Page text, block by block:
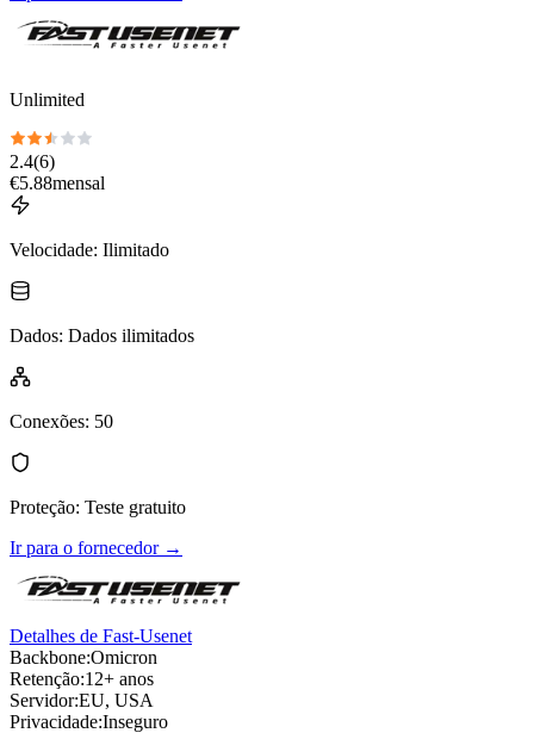
Unlimited
2.4(6)
€5.88mensal
Velocidade: Ilimitado
Dados: Dados ilimitados
Conexões: 50
Proteção: Teste gratuito
Ir para o fornecedor→
Detalhes de Fast-Usenet
Backbone:Omicron
Retenção:12+ anos
Servidor:EU, USA
Privacidade:Inseguro